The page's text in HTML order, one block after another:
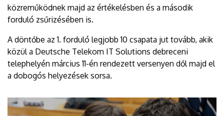
közreműködnek majd az értékelésben és a második
forduló zsűrizésében is.
A döntőbe az 1. forduló legjobb 10 csapata jut tovább, akik
közül a Deutsche Telekom IT Solutions debreceni
telephelyén március 11-én rendezett versenyen dől majd el
a dobogós helyezések sorsa.